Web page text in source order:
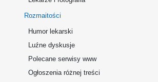
Rozmaitości
Humor lekarski
Luźne dyskusje
Polecane serwisy www
Ogłoszenia różnej treści